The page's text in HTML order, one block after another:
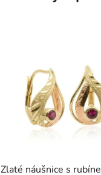
Zlaté náušnice s